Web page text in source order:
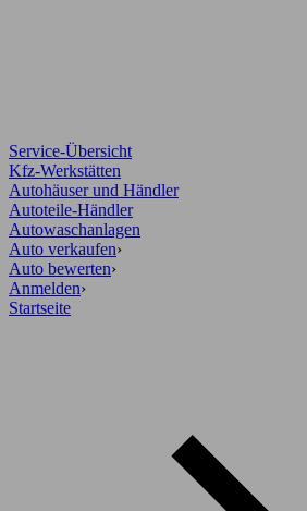
Service-Übersicht
Kfz-Werkstätten
Autohäuser und Händler
Autoteile-Händler
Autowaschanlagen
Auto verkaufen›
Auto bewerten›
Anmelden›
Startseite